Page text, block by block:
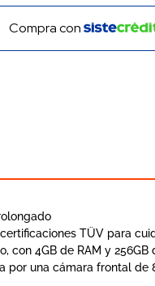
Compra con
TÜV para
con 4GB de RAM y
una cámara frontal